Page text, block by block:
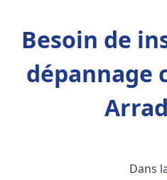
Besoin de
dépannage
Dans